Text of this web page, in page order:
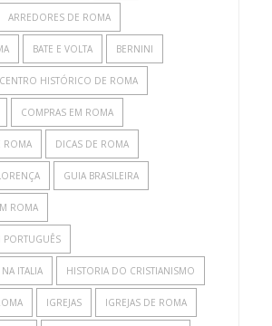
ARREDORES DE ROMA
BATE E VOLTA BERNINI
CENTRO HISTÓRICO DE ROMA
COMPRAS EM ROMA
ROMA DICAS DE ROMA
GUIA BRASILEIRA
ROMA
ITALIA HISTORIA DO CRISTIANISMO
IGREJAS IGREJAS DE ROMA